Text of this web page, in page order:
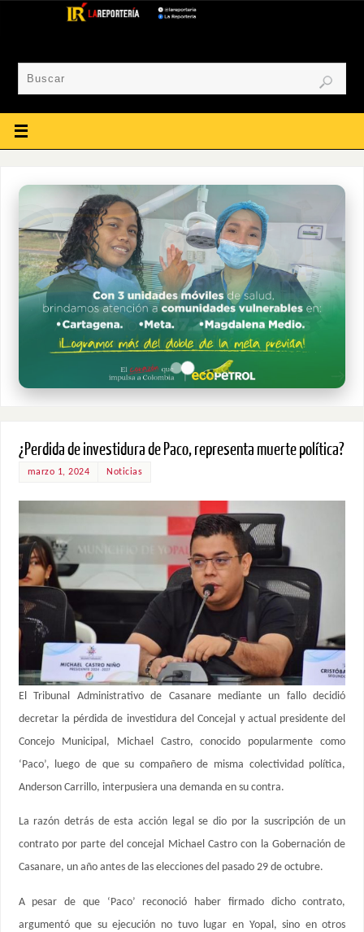
¿Perdida de investidura de Paco, representa muerte política?
marzo 1, 2024 Noticias
El Tribunal Administrativo de Casanare mediante un fallo decidió
decretar la pérdida de investidura del Concejal y actual presidente del
Concejo Municipal, Michael Castro, conocido popularmente como
‘Paco’, luego de que su compañero de misma colectividad política,
Anderson Carrillo, interpusiera una demanda en su contra.
La razón detrás de esta acción legal se dio por la suscripción de un
contrato por parte del concejal Michael Castro con la Gobernación de
Casanare, un año antes de las elecciones del pasado 29 de octubre.
A pesar de que ‘Paco’ reconoció haber firmado dicho contrato,
argumentó que su ejecución no tuvo lugar en Yopal, sino en otros